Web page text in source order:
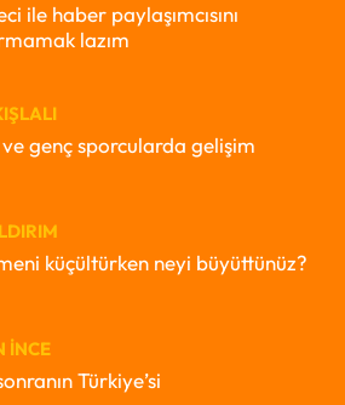
ile haber paylaşımcısını
lazım
genç sporcularda gelişim
küçültürken neyi büyüttünüz?
İNCE
Türkiye’si